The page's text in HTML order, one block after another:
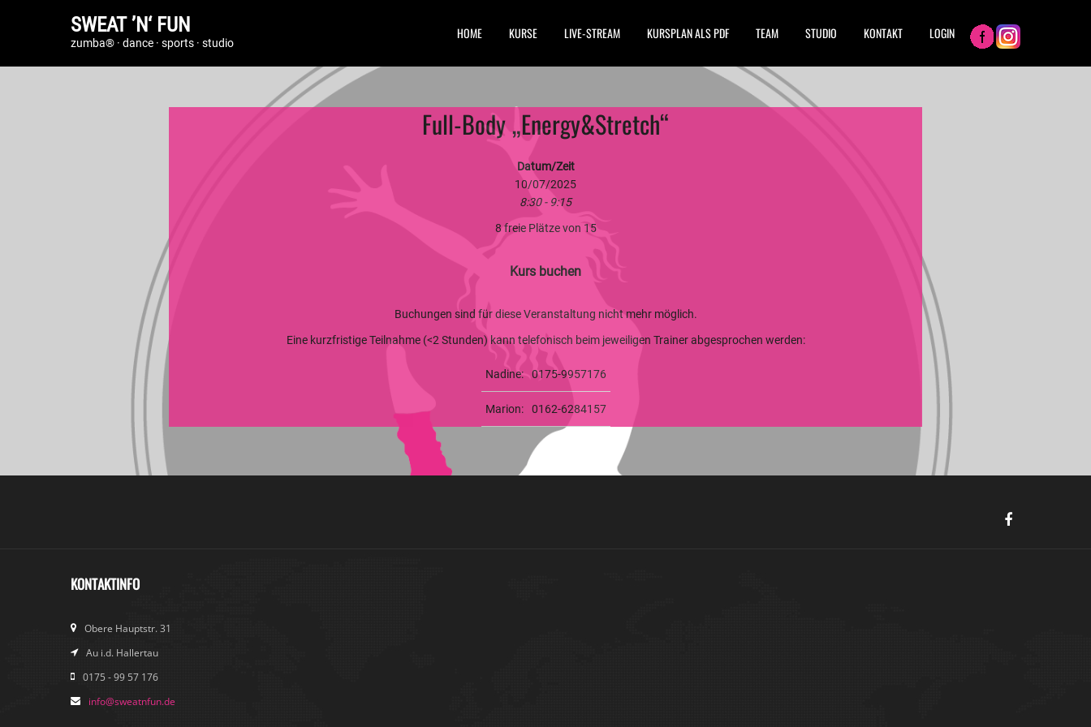
SWEAT ’N‘ FUN
zumba® · dance · sports · studio
HOME KURSE LIVE-STREAM KURSPLAN ALS PDF TEAM STUDIO KONTAKT LOGIN
Full-Body „Energy&Stretch“
Datum/Zeit
10/07/2025
8:30 - 9:15
8 freie Plätze von 15
Kurs buchen
Buchungen sind für diese Veranstaltung nicht mehr möglich.
Eine kurzfristige Teilnahme (<2 Stunden) kann telefonisch beim jeweiligen Trainer abgesprochen werden:
Nadine: 0175-9957176
Marion: 0162-6284157
KONTAKTINFO
Obere Hauptstr. 31
Au i.d. Hallertau
0175 - 99 57 176
info@sweatnfun.de